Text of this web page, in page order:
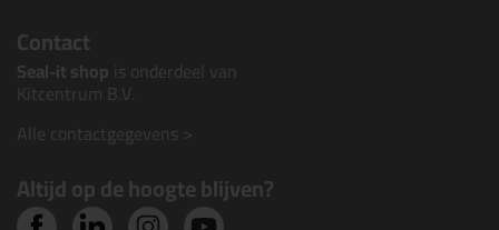
Contact
Seal-it shop is onderdeel van
Kitcentrum B.V.
Alle contactgegevens >
Altijd op de hoogte blijven?